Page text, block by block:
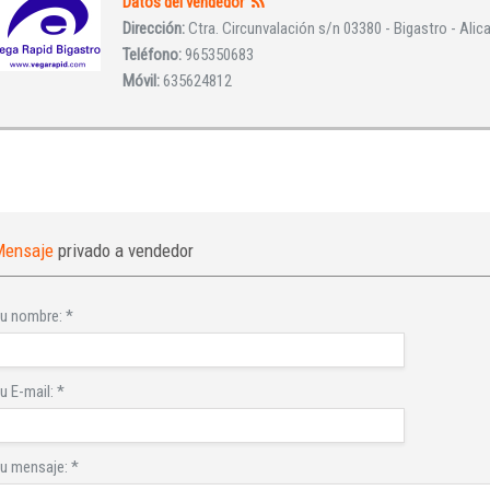
¿Ha olvidado la contraseña?
Dirección:Ctra. Circunvalación s/n 03380 - Bigastro -
Teléfono:965350683
Móvil:635624812
privado a vendedor
nombre: *
E-mail: *
mensaje: *